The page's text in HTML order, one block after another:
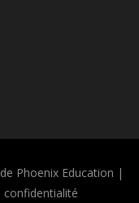
Phoenix Education |
confidentialité